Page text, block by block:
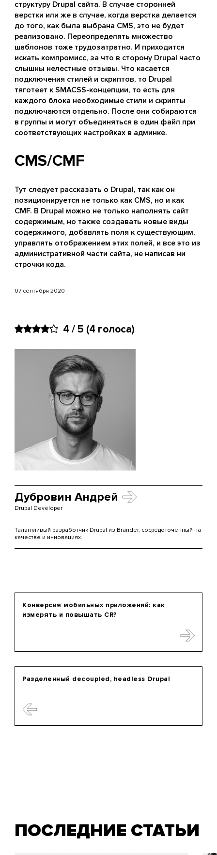
структуру Drupal сайта. В случае сторонней
верстки или же в случае, когда верстка делается
до того, как была выбрана CMS, это не будет
реализовано. Переопределять множество
шаблонов тоже трудозатратно. И приходится
искать компромисс, за что в сторону Drupal часто
слышны нелестные отзывы. Что касается
подключения стилей и скриптов, то Drupal
тяготеет к SMACSS-концепции, то есть для
каждого блока необходимые стили и скрипты
подключаются отдельно. После они собираются
в группы и могут объединяться в один файл при
соответствующих настройках в админке.
CMS/CMF
Тут следует рассказать о Drupal, так как он
позиционируется не только как CMS, но и как
CMF. В Drupal можно не только наполнять сайт
содержимым, но также создавать новые виды
содержимого, добавлять поля к существующим,
управлять отображением этих полей, и все это из
административной части сайта, не написав ни
строчки кода.
07 сентября 2020
4 / 5 (4 голоса)
Дубровин Андрей
Drupal Developer
Талантливый разработчик Drupal из Brander, сосредоточенный на
качестве и инновациях.
Разделенный decoupled, headless Drupal
Конверсия мобильных приложений: как
измерять и повышать CR?
ПОСЛЕДНИЕ СТАТЬИ